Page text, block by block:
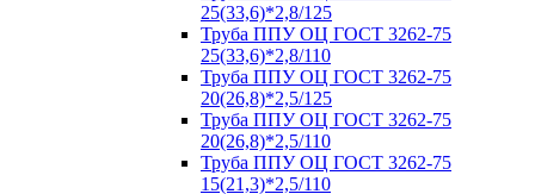
25(33,6)*2,8/125
Труба ППУ ОЦ ГОСТ 3262-75
25(33,6)*2,8/110
Труба ППУ ОЦ ГОСТ 3262-75
20(26,8)*2,5/125
Труба ППУ ОЦ ГОСТ 3262-75
20(26,8)*2,5/110
Труба ППУ ОЦ ГОСТ 3262-75
15(21,3)*2,5/110